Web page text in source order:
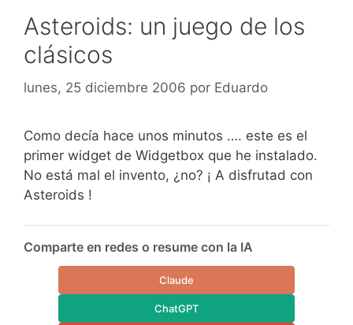
Asteroids: un juego de los
clásicos
lunes, 25 diciembre 2006 por Eduardo
Como decía hace unos minutos …. este es el
primer widget de Widgetbox que he instalado.
No está mal el invento, ¿no? ¡ A disfrutad con
Asteroids !
Comparte en redes o resume con la IA
Claude
ChatGPT